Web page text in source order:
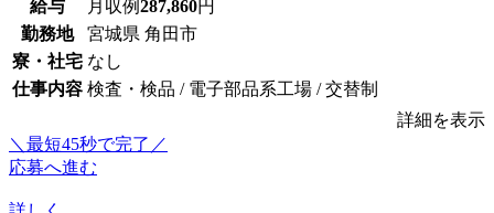
給与 月収例287,860円
勤務地
宮城県 角田市
寮・社宅 なし
仕事内容 検査・検品 / 電子部品系工場 / 交替制
詳細を表示
＼最短45秒で完了／
応募へ進む